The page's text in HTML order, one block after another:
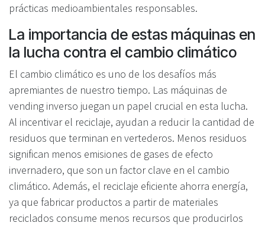
prácticas medioambientales responsables.
La importancia de estas máquinas en
la lucha contra el cambio climático
El cambio climático es uno de los desafíos más
apremiantes de nuestro tiempo. Las máquinas de
vending inverso juegan un papel crucial en esta lucha.
Al incentivar el reciclaje, ayudan a reducir la cantidad de
residuos que terminan en vertederos. Menos residuos
significan menos emisiones de gases de efecto
invernadero, que son un factor clave en el cambio
climático. Además, el reciclaje eficiente ahorra energía,
ya que fabricar productos a partir de materiales
reciclados consume menos recursos que producirlos